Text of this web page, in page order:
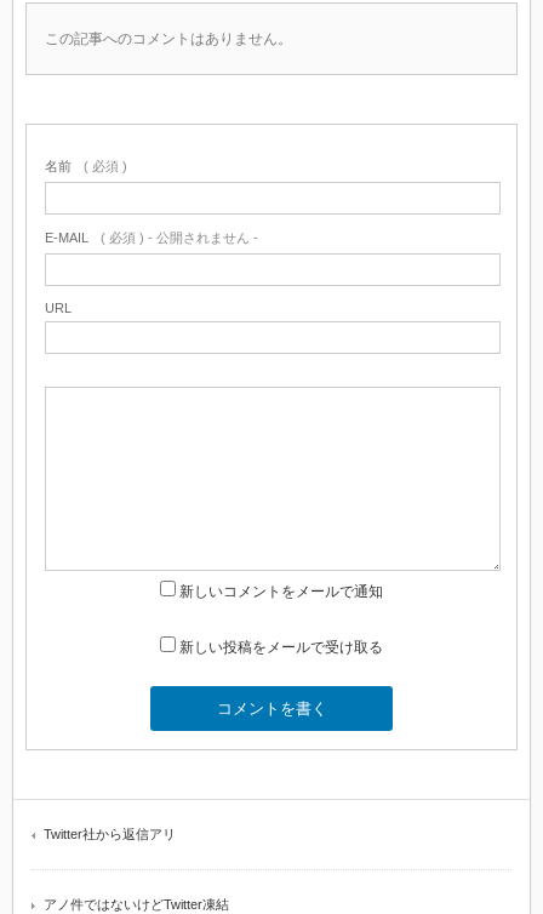
この記事へのコメントはありません。
名前 ( 必須 )
E-MAIL ( 必須 ) - 公開されません -
URL
新しいコメントをメールで通知
新しい投稿をメールで受け取る
Twitter社から返信アリ
アノ件ではないけどTwitter凍結